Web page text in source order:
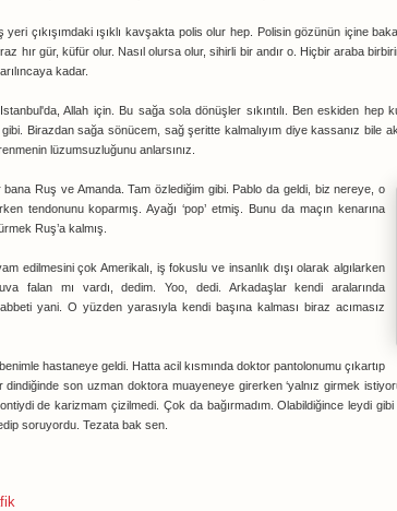
yeri çıkışımdaki ışıklı kavşakta polis olur hep. Polisin gözünün içine
hır gür, küfür olur. Nasıl olursa olur, sihirli bir andır o. Hiçbir araba
kadar.
Allah için. Bu sağa sola dönüşler sıkıntılı. Ben eskiden hep
Birazdan sağa sönücem, sağ şeritte kalmalıyım diye kassanız bile
lüzumsuzluğunu anlarsınız.
Ruş ve Amanda. Tam özlediğim gibi. Pablo da geldi, biz nereye, o
tendonunu koparmış. Ayağı ‘pop’ etmiş. Bunu da maçın kenarına
Ruş’a kalmış.
edilmesini çok Amerikalı, iş fokuslu ve insanlık dışı olarak algılarken
falan mı vardı, dedim. Yoo, dedi. Arkadaşlar kendi aralarında
yani. O yüzden yarasıyla kendi başına kalması biraz acımasız
hastaneye geldi. Hatta acil kısmında doktor pantolonumu çıkartıp
dindiğinde son uzman doktora muayeneye girerken ‘yalnız girmek
de karizmam çizilmedi. Çok da bağırmadım. Olabildiğince leydi
soruyordu. Tezata bak sen.